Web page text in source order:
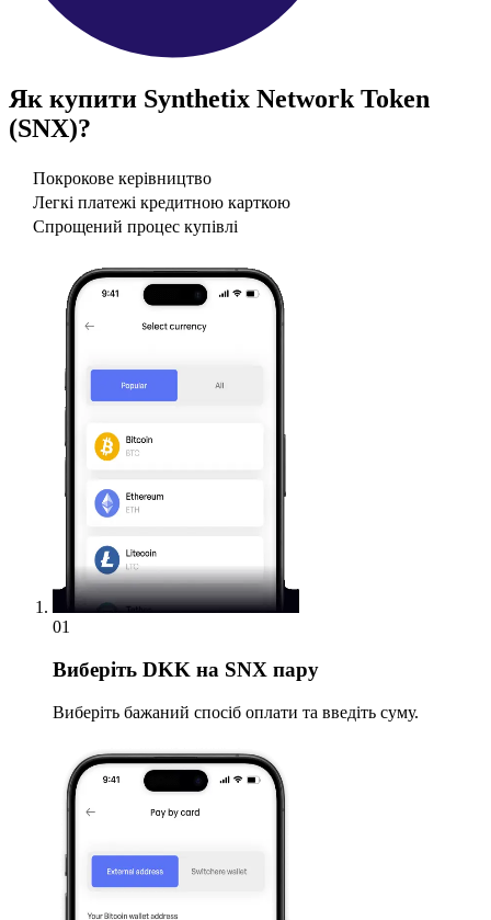
Як купити Synthetix Network Token
(SNX)?
Покрокове керівництво
Легкі платежі кредитною карткою
Спрощений процес купівлі
01
Виберіть DKK на SNX пару
Виберіть бажаний спосіб оплати та введіть суму.